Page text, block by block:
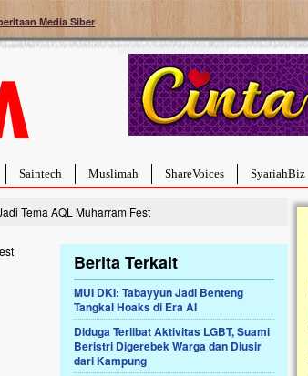
Media Siber
Saintech Muslimah ShareVoices SyariahBiz
Tema AQL Muharram Fest
Berita Terkait
MUI DKI: Tabayyun Jadi Benteng
Tangkal Hoaks di Era AI
Diduga Terlibat Aktivitas LGBT, Suami
Beristri Digerebek Warga dan Diusir
dari Kampung